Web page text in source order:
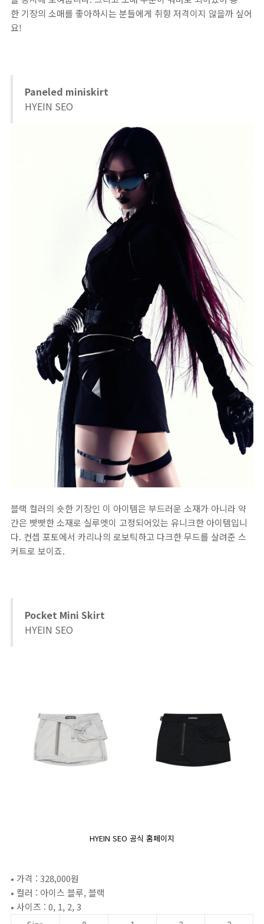
한 기장의 소매를 좋아하시는 분들에게 취향 저격이지 않을까 싶어
요!
Paneled miniskirt
HYEIN SEO
블랙 컬러의 숏한 기장인 이 아이템은 부드러운 소재가 아니라 약
간은 빳빳한 소재로 실루엣이 고정되어있는 유니크한 아이템입니
다. 컨셉 포토에서 카리나의 로보틱하고 다크한 무드를 살려준 스
커트로 보이죠.
Pocket Mini Skirt
HYEIN SEO
HYEIN SEO 공식 홈페이지
• 가격 : 328,000원
• 컬러 : 아이스 블루, 블랙
• 사이즈 : 0, 1, 2, 3